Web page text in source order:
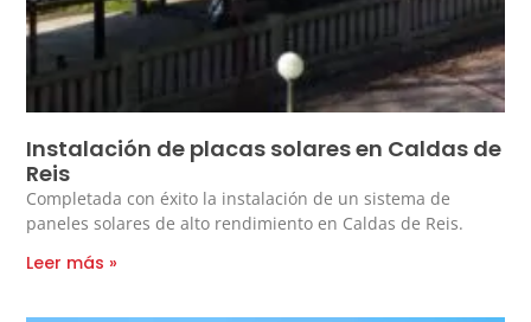
Instalación de placas solares en Caldas de
Reis
Completada con éxito la instalación de un sistema de
paneles solares de alto rendimiento en Caldas de Reis.
Leer más »